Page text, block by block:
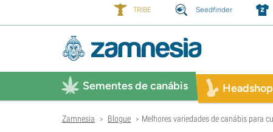
TRIBE Seedfinder
Sementes de canábis Headshop
Zamnesia > Blogue > Melhores variedades de canábis para